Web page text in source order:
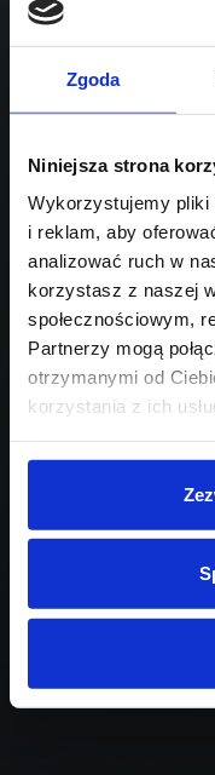
Zgoda
Niniejsza strona
Wykorzystujemy pliki
i reklam, aby
analizować ruch w
korzystasz z naszej
społecznościowym,
Partnerzy mogą
otrzymanymi od
korzystania z ich
Sprawdź
Przejdź
Schowek